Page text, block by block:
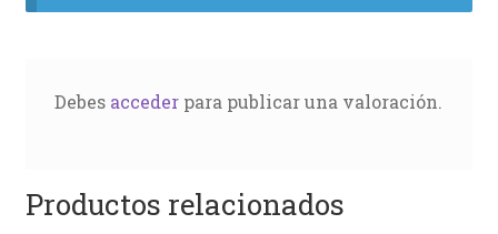
Debes accederpara publicar una valoración.
Productos relacionados